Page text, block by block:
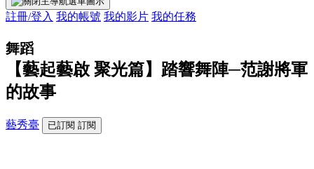
註冊/登入 我的帳號 我的影片 我的任務
舞蹈
【藝起藝啟 聚光篇】踏響舞陣─范謝將軍
的故事
藝秀臺 已訂閱 訂閱